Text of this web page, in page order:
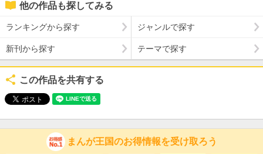
他の作品も探してみる
ランキングから探す ジャンルで探す
新刊から探す テーマで探す
この作品を共有する
まんが王国のお得情報を受け取ろう